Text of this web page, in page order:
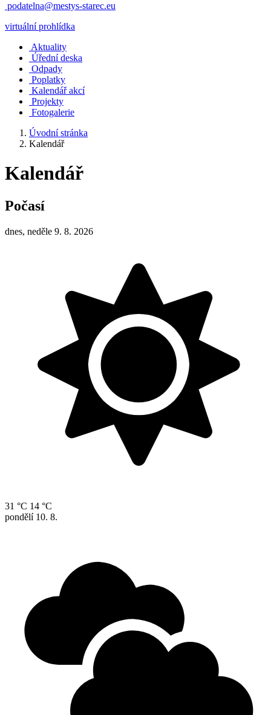
podatelna@mestys-starec.eu
virtuální prohlídka
Aktuality
Úřední deska
Odpady
Poplatky
Kalendář akcí
Projekty
Fotogalerie
Úvodní stránka
Kalendář
Kalendář
Počasí
dnes, neděle 9. 8. 2026
31 °C 14 °C
pondělí 10. 8.